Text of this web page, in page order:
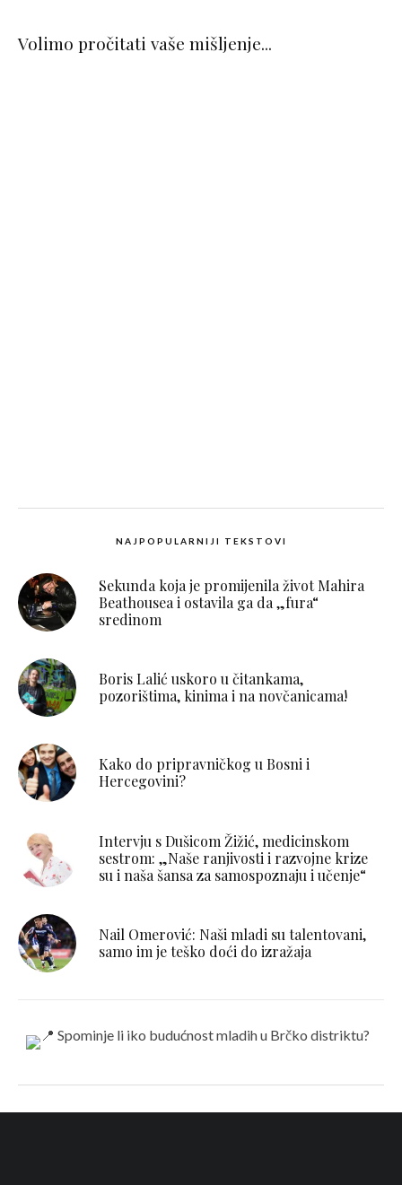
Volimo pročitati vaše mišljenje...
NAJPOPULARNIJI TEKSTOVI
Sekunda koja je promijenila život Mahira
Beathousea i ostavila ga da „fura“
sredinom
Boris Lalić uskoro u čitankama,
pozorištima, kinima i na novčanicama!
Kako do pripravničkog u Bosni i
Hercegovini?
Intervju s Dušicom Žižić, medicinskom
sestrom: „Naše ranjivosti i razvojne krize
su i naša šansa za samospoznaju i učenje“
Nail Omerović: Naši mladi su talentovani,
samo im je teško doći do izražaja